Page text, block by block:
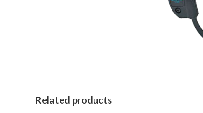
Related products